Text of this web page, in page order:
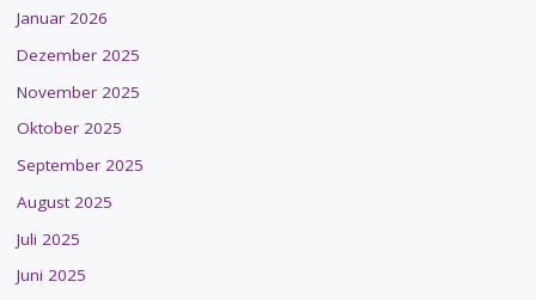
Januar 2026
Dezember 2025
November 2025
Oktober 2025
September 2025
August 2025
Juli 2025
Juni 2025